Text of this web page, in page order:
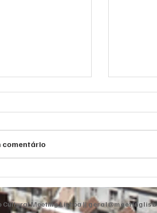
comentário
Cultural Meeting Lisboa ||